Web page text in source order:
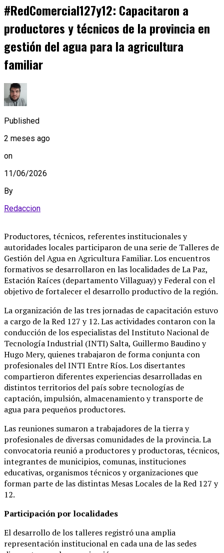
#RedComercial127y12: Capacitaron a
productores y técnicos de la provincia en
gestión del agua para la agricultura
familiar
Published
2 meses ago
on
11/06/2026
By
Redaccion
Productores, técnicos, referentes institucionales y
autoridades locales participaron de una serie de Talleres de
Gestión del Agua en Agricultura Familiar. Los encuentros
formativos se desarrollaron en las localidades de La Paz,
Estación Raíces (departamento Villaguay) y Federal con el
objetivo de fortalecer el desarrollo productivo de la región.
La organización de las tres jornadas de capacitación estuvo
a cargo de la Red 127 y 12. Las actividades contaron con la
conducción de los especialistas del Instituto Nacional de
Tecnología Industrial (INTI) Salta, Guillermo Baudino y
Hugo Mery, quienes trabajaron de forma conjunta con
profesionales del INTI Entre Ríos. Los disertantes
compartieron diferentes experiencias desarrolladas en
distintos territorios del país sobre tecnologías de
captación, impulsión, almacenamiento y transporte de
agua para pequeños productores.
Las reuniones sumaron a trabajadores de la tierra y
profesionales de diversas comunidades de la provincia. La
convocatoria reunió a productores y productoras, técnicos,
integrantes de municipios, comunas, instituciones
educativas, organismos técnicos y organizaciones que
forman parte de las distintas Mesas Locales de la Red 127 y
12.
Participación por localidades
El desarrollo de los talleres registró una amplia
representación institucional en cada una de las sedes